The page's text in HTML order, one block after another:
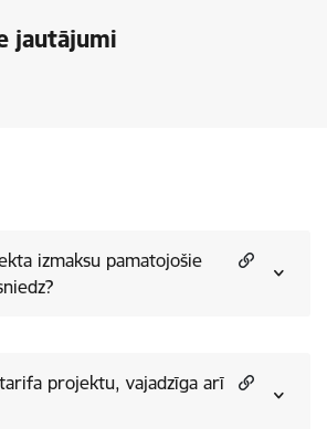
jautājumi
izmaksu pamatojošie
projektu, vajadzīga arī